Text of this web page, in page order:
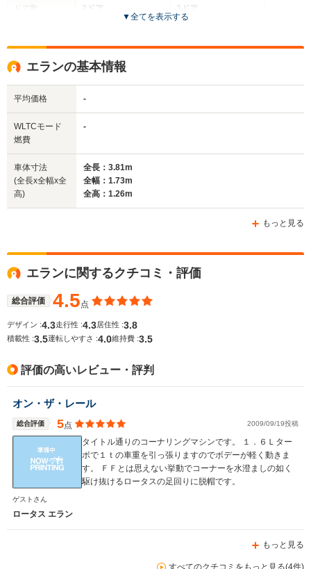
サイズ
(全長x全幅x全高)
WLTCモード
燃費
排気量
駆動方式
2ドア
全高
-m
-
3506cc
MR
3ドア
全高
-
▼全てを表示する
エランの基本情報
平均価格 -
WLTCモード
燃費
-
車体寸法
(全長x全幅x全
高)
全長：3.81m
全幅：1.73m
全高：1.26m
もっと見る
エランに関するクチコミ・評価
総合評価 4.5点
デザイン :4.3走行性 :4.3 居住性 :3.8
積載性 :3.5運転しやすさ :4.0維持費 :3.5
評価の高いレビュー・評判
オン・ザ・レール
総合評価 5点 2009/09/19投稿
タイトル通りのコーナリングマシンです。 １．６Ｌター
ボで１ｔの車重を引っ張りますのでボデーが軽く動きま
す。 ＦＦとは思えない挙動でコーナーを水澄ましの如く
駆け抜けるロータスの足回りに脱帽です。
ゲストさん
ロータス エラン
もっと見る
すべてのクチコミをもっと見る(4件)